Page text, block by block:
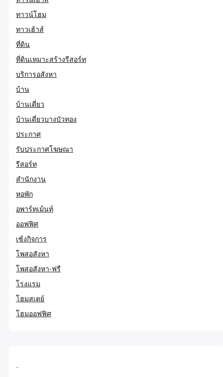
ทาวน์โฮม
ทาวเฮ้าส์
ที่ดิน
ที่ดินเหมาะสร้างรีสอร์ท
บริการอสังหา
บ้าน
บ้านเดี่ยว
บ้านเดี่ยวบางบัวทอง
ประกาศ
รับประกาศโฆษณา
รีสอร์ท
สำนักงาน
หอพัก
อพาร์ทเม้นท์
ออฟฟิศ
เซ้งกิจการ
โพสอสังหา
โพสอสังหา-ฟรี
โรงแรม
โฮมสเตย์
โฮมออฟฟิศ
..